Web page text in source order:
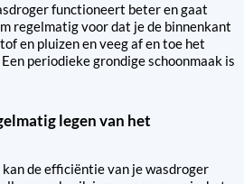
functioneert beter en gaat
regelmatig voor dat je de binnenkant
en pluizen en veeg af en toe het
periodieke grondige schoonmaak is
de efficiëntie van je wasdroger